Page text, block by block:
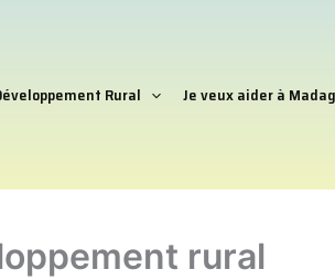
Rural Je veux aider à
rural